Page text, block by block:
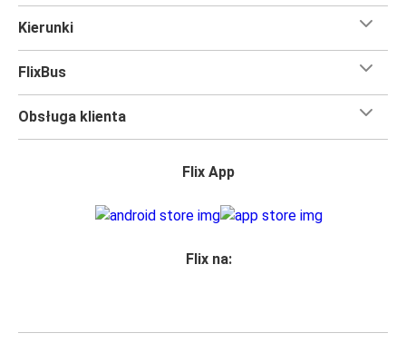
Kierunki
FlixBus
Obsługa klienta
Flix App
Flix na: